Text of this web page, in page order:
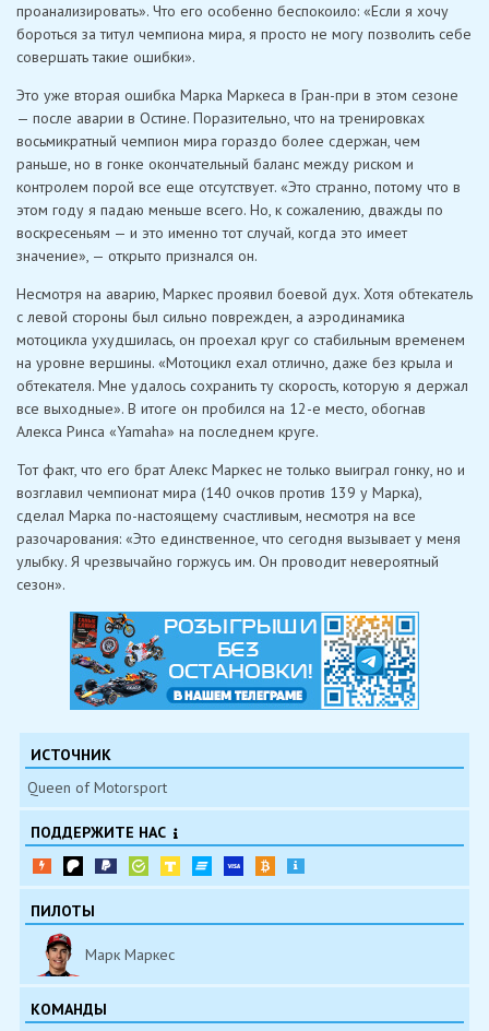
проанализировать». Что его особенно беспокоило: «Если я хочу
бороться за титул чемпиона мира, я просто не могу позволить себе
совершать такие ошибки».
Это уже вторая ошибка Марка Маркеса в Гран-при в этом сезоне
— после аварии в Остине. Поразительно, что на тренировках
восьмикратный чемпион мира гораздо более сдержан, чем
раньше, но в гонке окончательный баланс между риском и
контролем порой все еще отсутствует. «Это странно, потому что в
этом году я падаю меньше всего. Но, к сожалению, дважды по
воскресеньям — и это именно тот случай, когда это имеет
значение», — открыто признался он.
Несмотря на аварию, Маркес проявил боевой дух. Хотя обтекатель
с левой стороны был сильно поврежден, а аэродинамика
мотоцикла ухудшилась, он проехал круг со стабильным временем
на уровне вершины. «Мотоцикл ехал отлично, даже без крыла и
обтекателя. Мне удалось сохранить ту скорость, которую я держал
все выходные». В итоге он пробился на 12-е место, обогнав
Алекса Ринса «Yamaha» на последнем круге.
Тот факт, что его брат Алекс Маркес не только выиграл гонку, но и
возглавил чемпионат мира (140 очков против 139 у Марка),
сделал Марка по-настоящему счастливым, несмотря на все
разочарования: «Это единственное, что сегодня вызывает у меня
улыбку. Я чрезвычайно горжусь им. Он проводит невероятный
сезон».
ИСТОЧНИК
Queen of Motorsport
ПОДДЕРЖИТЕ НАС
ПИЛОТЫ
Марк Маркес
КОМАНДЫ